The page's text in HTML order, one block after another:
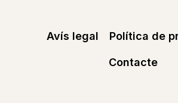
Avís legal Política de
Contacte